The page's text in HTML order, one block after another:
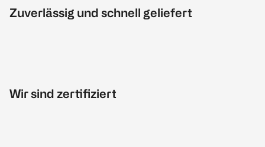
Zuverlässig und schnell geliefert
Wir sind zertifiziert